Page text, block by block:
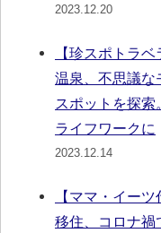
2023.12.20
【珍スポトラ
温泉、不思議
スポットを探
ライフワークに
2023.12.14
【ママ・イー
移住、コロナ禍